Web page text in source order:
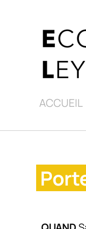
ACCUEIL